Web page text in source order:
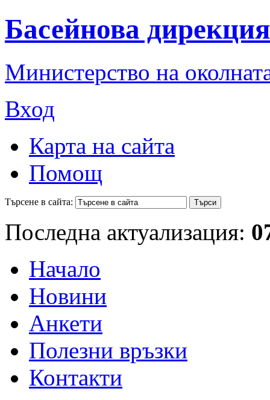
Басейнова
Министерство на
Вход
Карта на сайта
Помощ
Търсене в сайта:
Последна актуализация:
Начало
Новини
Анкети
Полезни връзки
Контакти